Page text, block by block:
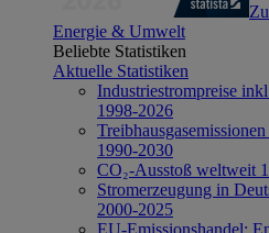
Energie & Umwelt
Beliebte Statistiken
Aktuelle Statistiken
Industriestrompreise
1998-2026
1990-2030
CO₂-Ausstoß weltweit
Stromerzeugung in
2000-2025
EU-Emissionshandel: